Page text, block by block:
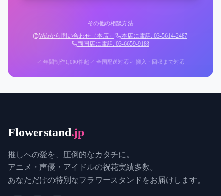
その他の相談方法
Webから問い合わせ（本店） 本店に電話: 03-5614-2487
両国店に電話: 03-6659-9183
✓ 年間制作1,000件超 ✓ 全国配送対応 ✓ 搬入・回収まで対応
Flowerstand.jp
推しへの愛を、圧倒的なカタチに。
アニメ・声優・アイドルの祝花実績多数。
あなただけの特別なフラワースタンドをお届けします。